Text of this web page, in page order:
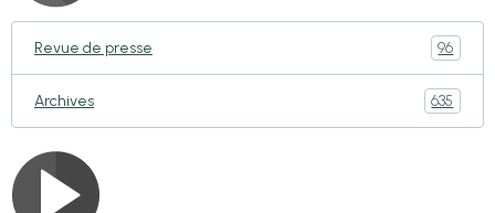
Revue de presse 96
Archives 635